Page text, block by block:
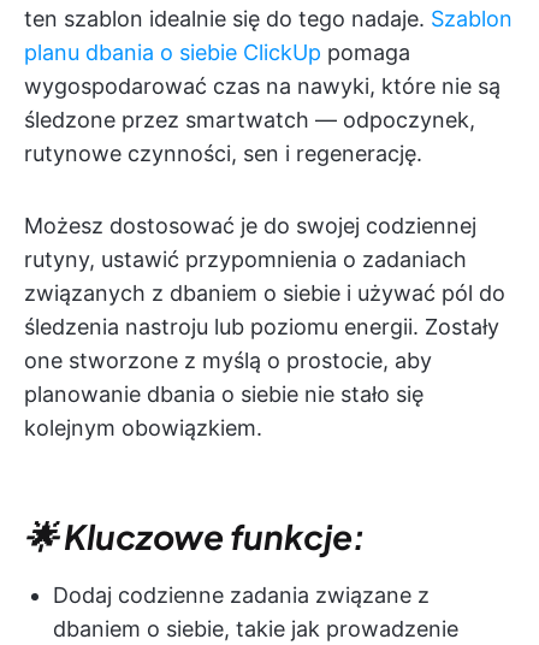
ten szablon idealnie się do tego nadaje. Szablon
planu dbania o siebie ClickUp pomaga
wygospodarować czas na nawyki, które nie są
śledzone przez smartwatch — odpoczynek,
rutynowe czynności, sen i regenerację.
Możesz dostosować je do swojej codziennej
rutyny, ustawić przypomnienia o zadaniach
związanych z dbaniem o siebie i używać pól do
śledzenia nastroju lub poziomu energii. Zostały
one stworzone z myślą o prostocie, aby
planowanie dbania o siebie nie stało się
kolejnym obowiązkiem.
🌟 Kluczowe funkcje:
Dodaj codzienne zadania związane z
dbaniem o siebie, takie jak prowadzenie